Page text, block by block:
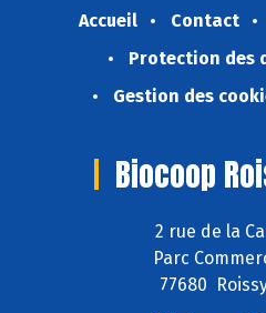
Accueil Contact
Protection des
Gestion des
Biocoop
2 rue de la
Parc
77680